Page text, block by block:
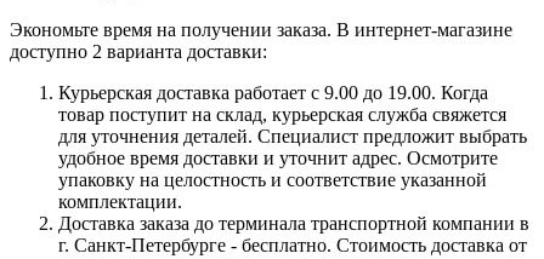
Экономьте время на получении заказа. В интернет-магазине
доступно 2 варианта доставки:
Курьерская доставка работает с 9.00 до 19.00. Когда
товар поступит на склад, курьерская служба свяжется
для уточнения деталей. Специалист предложит выбрать
удобное время доставки и уточнит адрес. Осмотрите
упаковку на целостность и соответствие указанной
комплектации.
Доставка заказа до терминала транспортной компании в
г. Санкт-Петербурге - бесплатно. Стоимость доставка от